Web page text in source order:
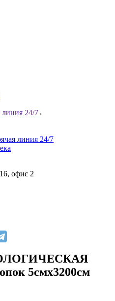
линия 24/7
линия 24/7
офис 2
5смх3200см